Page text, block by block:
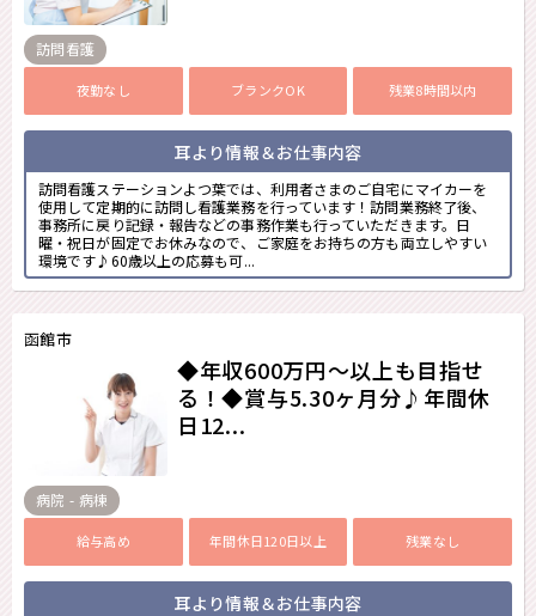
訪問看護
夜勤なし ブランクOK 残業8時間以内
耳より情報＆お仕事内容
訪問看護ステーションよつ葉では、利用者さまのご自宅にマイカーを
使用して定期的に訪問し看護業務を行っています！訪問業務終了後、
事務所に戻り記録・報告などの事務作業も行っていただきます。日
曜・祝日が固定でお休みなので、ご家庭をお持ちの方も両立しやすい
環境です♪60歳以上の応募も可...
函館市
◆年収600万円～以上も目指せ
る！◆賞与5.30ヶ月分♪年間休
日12...
病院 - 病棟
給与高め 年間休日120日以上 残業なし
耳より情報＆お仕事内容